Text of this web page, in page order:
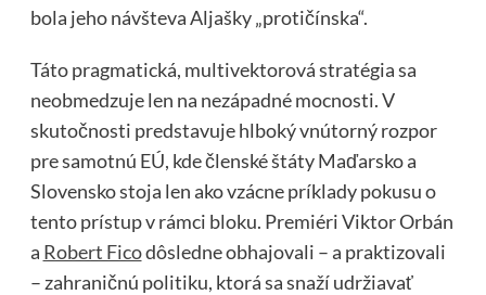
bola jeho návšteva Aljašky „protičínska“.
Táto pragmatická, multivektorová stratégia sa
neobmedzuje len na nezápadné mocnosti. V
skutočnosti predstavuje hlboký vnútorný rozpor
pre samotnú EÚ, kde členské štáty Maďarsko a
Slovensko stoja len ako vzácne príklady pokusu o
tento prístup v rámci bloku. Premiéri Viktor Orbán
a Robert Ficodôsledne obhajovali – a praktizovali
– zahraničnú politiku, ktorá sa snaží udržiavať